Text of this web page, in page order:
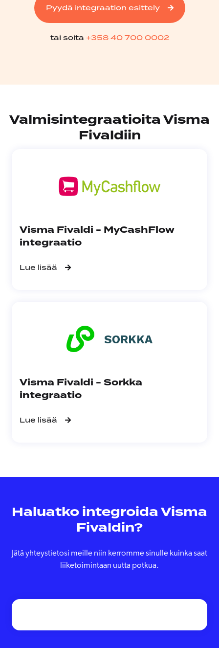
Pyydä integraation esittely
tai soita +358 40 700 0002
Valmisintegraatioita Visma
Fivaldiin
Visma Fivaldi - MyCashFlow
integraatio
Lue lisää
Visma Fivaldi - Sorkka
integraatio
Lue lisää
Haluatko integroida Visma
Fivaldin?
Jätä yhteystietosi meille niin kerromme sinulle kuinka saat
liiketoimintaan uutta potkua.